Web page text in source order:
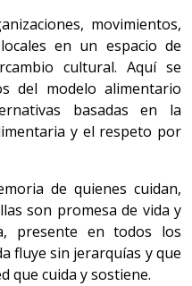
movimientos,
en un espacio de
cultural. Aquí se
del modelo alimentario
basadas en la
y el respeto por
de quienes cuidan,
son promesa de vida y
presente en todos los
fluye sin jerarquías y que
que cuida y sostiene.